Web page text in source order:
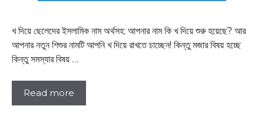
খ দিয়ে ছেলেদের ইসলামিক নাম অর্থসহ: আপনার নাম কি খ দিয়ে শুরু হয়েছে? আর
আপনার নতুন শিশুর নামটি আপনি খ দিয়ে রাখতে চাচ্ছেন! কিন্তু মজার বিষয় হচ্ছে
কিন্তু সমস্যার বিষয় …
Read more